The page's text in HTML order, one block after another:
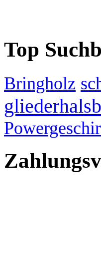
Top
Bringholz